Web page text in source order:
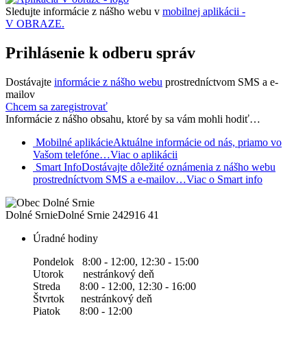
Sledujte informácie z nášho webu v mobilnej aplikácii -
V OBRAZE.
Prihlásenie k odberu správ
Dostávajte informácie z nášho webu prostredníctvom SMS a e-
mailov
Chcem sa zaregistrovať
Informácie z nášho obsahu, ktoré by sa vám mohli hodiť…
Mobilné aplikácieAktuálne informácie od nás, priamo vo
Vašom telefóne…Viac o aplikácii
Smart InfoDostávajte dôležité oznámenia z nášho webu
prostredníctvom SMS a e-mailov…Viac o Smart info
Dolné SrnieDolné Srnie 242916 41
Úradné hodiny
Pondelok 8:00 - 12:00, 12:30 - 15:00
Utorok nestránkový deň
Streda 8:00 - 12:00, 12:30 - 16:00
Štvrtok nestránkový deň
Piatok 8:00 - 12:00